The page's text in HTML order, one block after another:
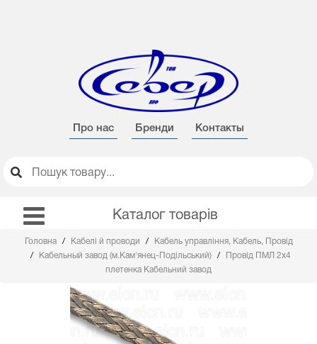
Про нас Бренди Контакты
Каталог товарів
Головна Кабелі й проводи
Кабель управління, Кабель, Провід
Кабельный завод (м.Кам'янец-Подільський)
Провід ПМЛ 2х4
плетенка Кабельний завод